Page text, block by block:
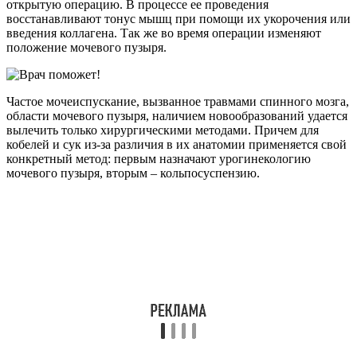
открытую операцию. В процессе ее проведения
восстанавливают тонус мышц при помощи их укорочения или
введения коллагена. Так же во время операции изменяют
положение мочевого пузыря.
Частое мочеиспускание, вызванное травмами спинного мозга,
области мочевого пузыря, наличием новообразований удается
вылечить только хирургическими методами. Причем для
кобелей и сук из-за различия в их анатомии применяется свой
конкретный метод: первым назначают урогинекологию
мочевого пузыря, вторым – кольпосуспензию.